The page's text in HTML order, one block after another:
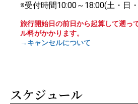
※受付時間10:00～18:00(土・日
旅行開始日の前日から起算して遡っ
ル料がかかります。
→キャンセルについて
スケジュール